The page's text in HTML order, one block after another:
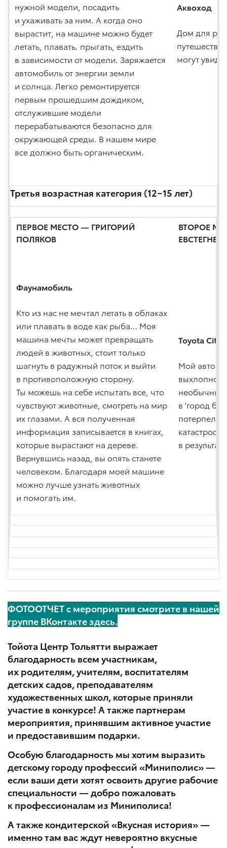
нужной модели, посадить
и ухаживать за ним. А когда оно
вырастит, на машине можно будет
летать, плавать. прыгать, ездить
в зависимости от модели. Заряжается
автомобиль от энергии земли
и солнца. Легко ремонтируется
первым прошедшим дождиком,
отслужившие модели
перерабатываются безопасно для
окружающей среды. В нашем мире
все должно быть органическим.
Аквоход
Дом для
могут
Третья возрастная категория (12−15 лет)
ПЕРВОЕ МЕСТО — ГРИГОРИЙ
ПОЛЯКОВ
ВТОРОЕ
ЕВСТЕГНЕЕВ
Фаунамобиль
Кто из нас не мечтал летать в облаках
или плавать в воде как рыба… Моя
машина мечты может превращать
людей в животных, стоит только
шагнуть в радужный поток и выйти
в противоположную сторону.
Ты можешь на себе испытать все, что
чувствуют животные, смотреть на мир
их глазами. А вся полученная
информация записывается в книгах,
которые вырастают на дереве.
Вернувшись назад, вы опять станете
человеком. Благодаря моей машине
можно лучше узнать животных
и помогать им.
Toyota City
Мой
выхлопной
необычный
в 'город
потерпели
в
ФОТООТЧЕТ с мероприятия смотрите в нашей
группе ВКонтакте здесь.
Тойота Центр Тольятти выражает
благодарность всем участникам,
их родителям, учителям, воспитателям
детских садов, преподавателям
художественных школ, которые приняли
участие в конкурсе! А также партнерам
мероприятия, принявшим активное участие
и предоставившим подарки.
Особую благодарность мы хотим выразить
детскому городу профессий «Миниполис» —
если ваши дети хотят освоить другие рабочие
специальности — добро пожаловать
к профессионалам из Миниполиса!
А также кондитерской «Вкусная история» —
именно там вас ждут невероятно вкусные